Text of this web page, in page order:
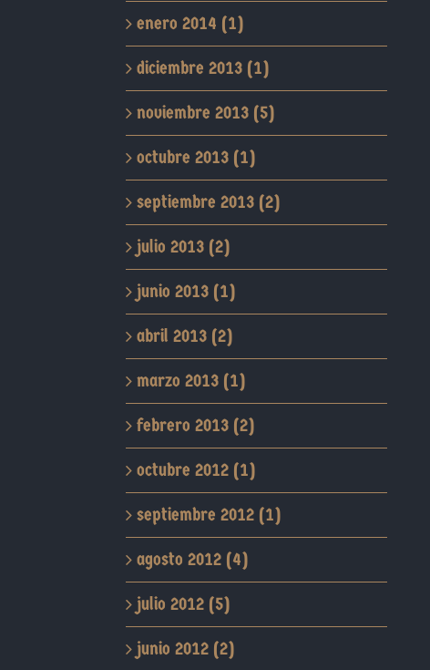
enero 2014 (1)
diciembre 2013 (1)
noviembre 2013 (5)
octubre 2013 (1)
septiembre 2013 (2)
julio 2013 (2)
junio 2013 (1)
abril 2013 (2)
marzo 2013 (1)
febrero 2013 (2)
octubre 2012 (1)
septiembre 2012 (1)
agosto 2012 (4)
julio 2012 (5)
junio 2012 (2)